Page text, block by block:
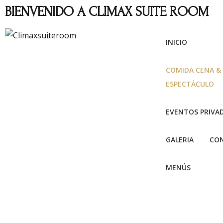
BIENVENIDO A CLIMAX SUITE ROOM
INICIO
COMIDA CENA &
ESPECTÁCULO
EVENTOS
GALERIA
MENÚS